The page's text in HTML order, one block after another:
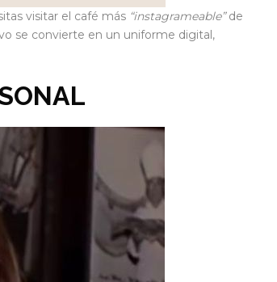
visitar el café más “instagrameable”de
se convierte en un uniforme digital,